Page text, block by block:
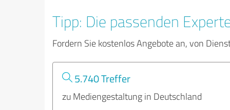
Tipp: Die passenden
Fordern Sie kostenlos Angebote an, von
5.740 Treffer
zu Mediengestaltung in Deutschland